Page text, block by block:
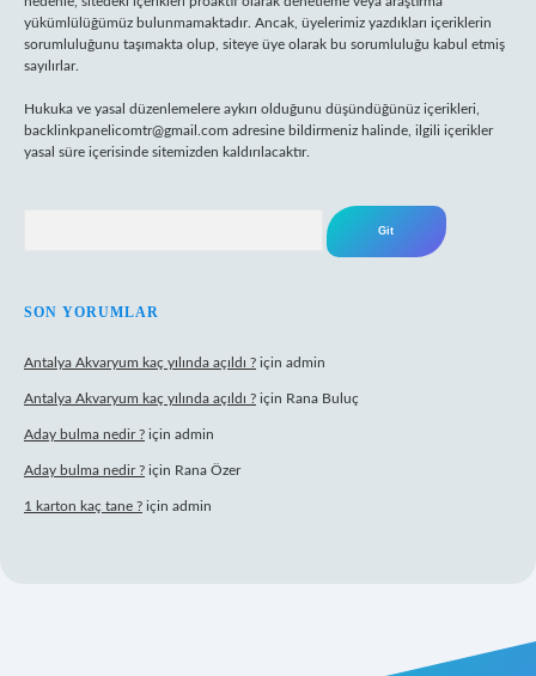
yükümlülüğümüz bulunmamaktadır. Ancak, üyelerimiz yazdıkları içeriklerin
sorumluluğunu taşımakta olup, siteye üye olarak bu sorumluluğu kabul etmiş
sayılırlar.
Hukuka ve yasal düzenlemelere aykırı olduğunu düşündüğünüz içerikleri,
backlinkpanelicomtr@gmail.com adresine bildirmeniz halinde, ilgili içerikler
yasal süre içerisinde sitemizden kaldırılacaktır.
SON YORUMLAR
Antalya Akvaryum kaç yılında açıldı ? için admin
Antalya Akvaryum kaç yılında açıldı ? için Rana Buluç
Aday bulma nedir ? için admin
Aday bulma nedir ? için Rana Özer
1 karton kaç tane ? için admin